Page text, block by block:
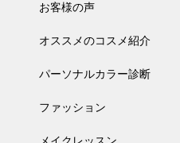
お客様の声
オススメのコスメ紹介
パーソナルカラー診断
ファッション